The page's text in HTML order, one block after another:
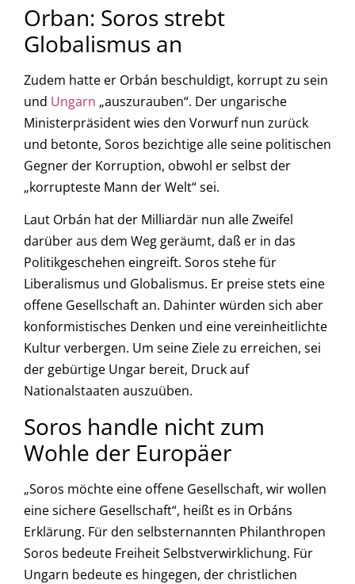
Orban: Soros strebt
Globalismus an
Zudem hatte er Orbán beschuldigt, korrupt zu sein
und Ungarn „auszurauben“. Der ungarische
Ministerpräsident wies den Vorwurf nun zurück
und betonte, Soros bezichtige alle seine politischen
Gegner der Korruption, obwohl er selbst der
„korrupteste Mann der Welt“ sei.
Laut Orbán hat der Milliardär nun alle Zweifel
darüber aus dem Weg geräumt, daß er in das
Politikgeschehen eingreift. Soros stehe für
Liberalismus und Globalismus. Er preise stets eine
offene Gesellschaft an. Dahinter würden sich aber
konformistisches Denken und eine vereinheitlichte
Kultur verbergen. Um seine Ziele zu erreichen, sei
der gebürtige Ungar bereit, Druck auf
Nationalstaaten auszuüben.
Soros handle nicht zum
Wohle der Europäer
„Soros möchte eine offene Gesellschaft, wir wollen
eine sichere Gesellschaft“, heißt es in Orbáns
Erklärung. Für den selbsternannten Philanthropen
Soros bedeute Freiheit Selbstverwirklichung. Für
Ungarn bedeute es hingegen, der christlichen